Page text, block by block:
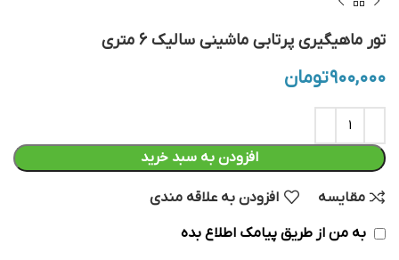
تور ماهیگیری پرتابی ماشینی سالیک 6 متری
۹۰۰,۰۰۰تومان
افزودن به سبد خرید
مقایسه افزودن به علاقه مندی
به من از طریق پیامک اطلاع بده